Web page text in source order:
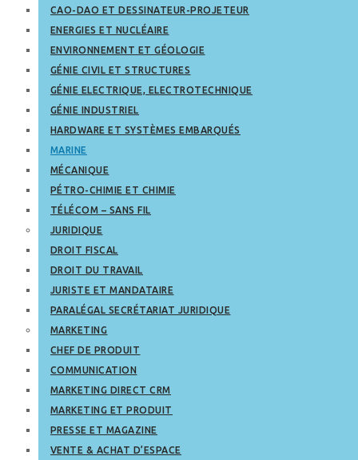
CAO-DAO ET DESSINATEUR-PROJETEUR
ENERGIES ET NUCLÉAIRE
ENVIRONNEMENT ET GÉOLOGIE
GÉNIE CIVIL ET STRUCTURES
GÉNIE ELECTRIQUE, ELECTROTECHNIQUE
GÉNIE INDUSTRIEL
HARDWARE ET SYSTÈMES EMBARQUÉS
MARINE
MÉCANIQUE
PÉTRO-CHIMIE ET CHIMIE
TÉLÉCOM – SANS FIL
JURIDIQUE
DROIT FISCAL
DROIT DU TRAVAIL
JURISTE ET MANDATAIRE
PARALÉGAL SECRÉTARIAT JURIDIQUE
MARKETING
CHEF DE PRODUIT
COMMUNICATION
MARKETING DIRECT CRM
MARKETING ET PRODUIT
PRESSE ET MAGAZINE
VENTE & ACHAT D’ESPACE